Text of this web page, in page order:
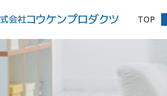
TOP